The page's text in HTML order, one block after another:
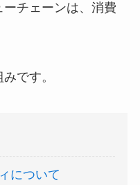
チェーンは、消費
です。
について